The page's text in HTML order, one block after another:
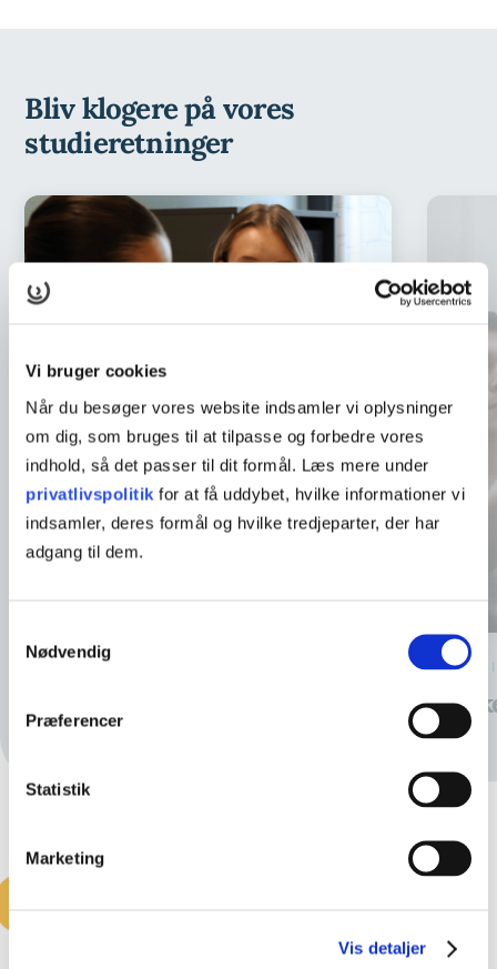
Vi bruger cookies
Når du besøger vores website indsamler vi oplysninger
om dig, som bruges til at tilpasse og forbedre vores
indhold, så det passer til dit formål. Læs mere under
privatlivspolitik for at få uddybet, hvilke informationer vi
indsamler, deres formål og hvilke tredjeparter, der har
adgang til dem.
Nødvendig
Præferencer
Statistik
Marketing
Vis detaljer
Bliv klogere på vores
studieretninger